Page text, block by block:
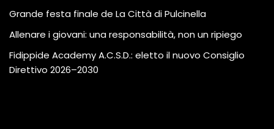
Grande festa finale de La Città di Pulcinella
Allenare i giovani: una responsabilità, non un ripiego
Fidippide Academy A.C.S.D.: eletto il nuovo Consiglio
Direttivo 2026–2030